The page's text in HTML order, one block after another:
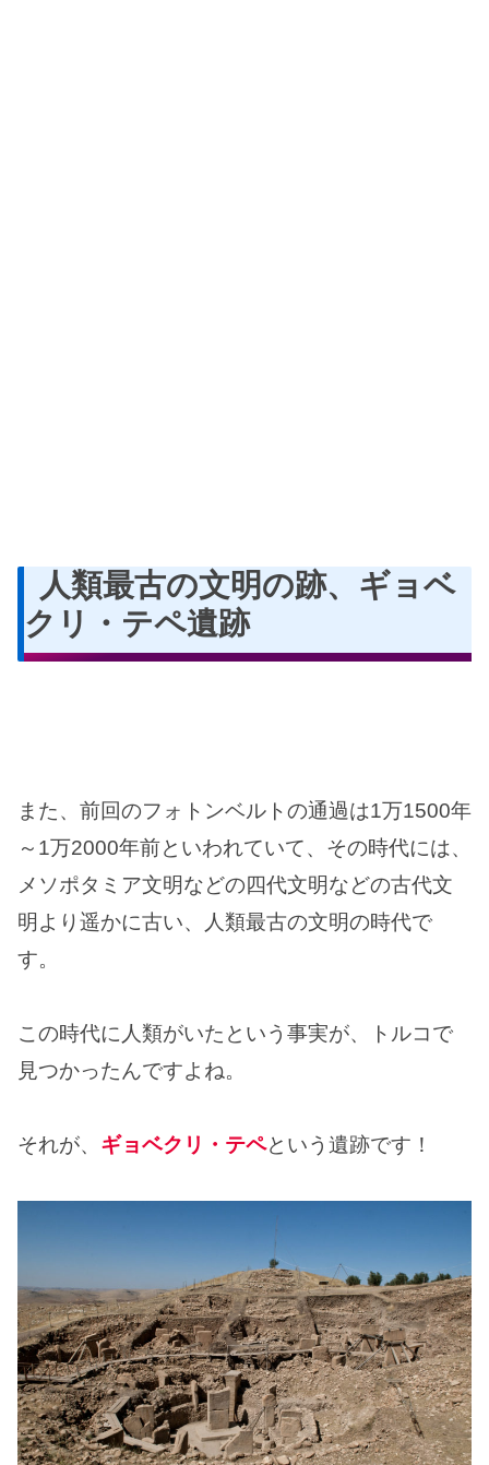
人類最古の文明の跡、ギョベ
クリ・テペ遺跡
また、前回のフォトンベルトの通過は1万1500年
～1万2000年前といわれていて、その時代には、
メソポタミア文明などの四代文明などの古代文
明より遥かに古い、人類最古の文明の時代で
す。
この時代に人類がいたという事実が、トルコで
見つかったんですよね。
それが、 ギョベクリ・テペという遺跡です！